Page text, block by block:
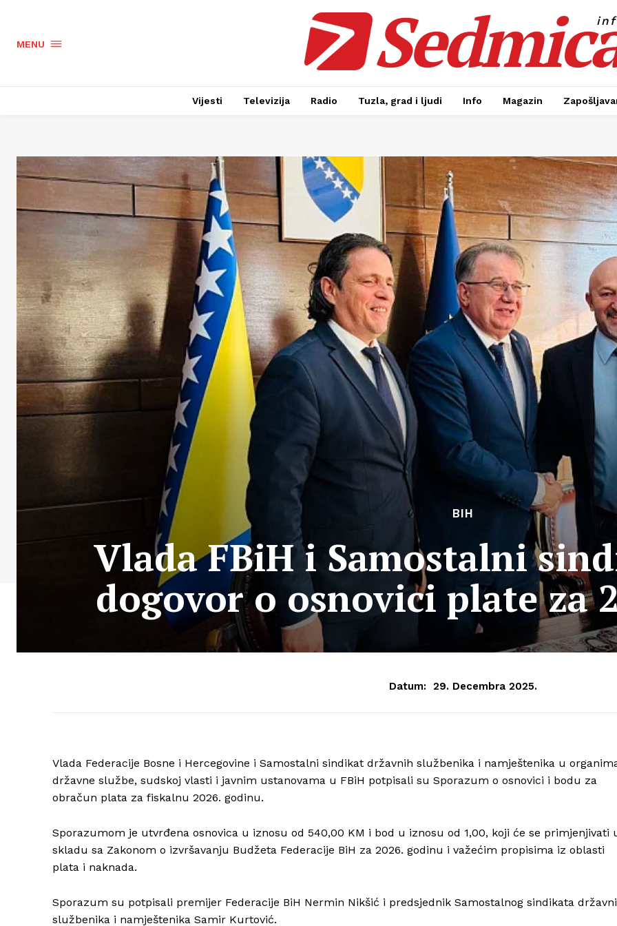
MENU
Vijesti Televizija Radio Tuzla, grad i ljudi Info Magazin
BIH
Vlada FBiH i Samostalni
dogovor o osnovici plate za
Datum: 29. Decembra 2025.
Vlada Federacije Bosne i Hercegovine i Samostalni sindikat državnih službenika i namještenika u
državne službe, sudskoj vlasti i javnim ustanovama u FBiH potpisali su Sporazum o osnovici i bodu za
obračun plata za fiskalnu 2026. godinu.
Sporazumom je utvrđena osnovica u iznosu od 540,00 KM i bod u iznosu od 1,00, koji će se primjenjivati
skladu sa Zakonom o izvršavanju Budžeta Federacije BiH za 2026. godinu i važećim propisima iz oblasti
plata i naknada.
Sporazum su potpisali premijer Federacije BiH Nermin Nikšić i predsjednik Samostalnog sindikata
službenika i namještenika Samir Kurtović.